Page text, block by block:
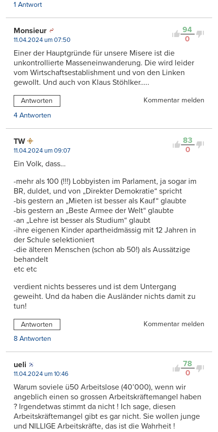
1 Antwort
94
0
Monsieur
11.04.2024 um 07:50
Einer der Hauptgründe für unsere Misere ist die
unkontrollierte Masseneinwanderung. Die wird leider
vom Wirtschaftsestablishment und von den Linken
gewollt. Und auch von Klaus Stöhlker…..
Antworten
Kommentar melden
4 Antworten
83
0
TW
11.04.2024 um 09:07
Ein Volk, dass…
-mehr als 100 (!!!) Lobbyisten im Parlament, ja sogar im
BR, duldet, und von „Direkter Demokratie“ spricht
-bis gestern an „Mieten ist besser als Kauf“ glaubte
-bis gestern an „Beste Armee der Welt“ glaubte
-an „Lehre ist besser als Studium“ glaubt
-ihre eigenen Kinder apartheidmässig mit 12 Jahren in
der Schule selektioniert
-die älteren Menschen (schon ab 50!) als Aussätzige
behandelt
etc etc
verdient nichts besseres und ist dem Untergang
geweiht. Und da haben die Ausländer nichts damit zu
tun!
Antworten
Kommentar melden
8 Antworten
78
0
ueli
11.04.2024 um 10:46
Warum soviele ü50 Arbeitslose (40’000), wenn wir
angeblich einen so grossen Arbeitskräftemangel haben
? Irgendetwas stimmt da nicht ! Ich sage, diesen
Arbeitskräftemangel gibt es gar nicht. Sie wollen junge
und NILLIGE Arbeitskräfte, das ist die Wahrheit !